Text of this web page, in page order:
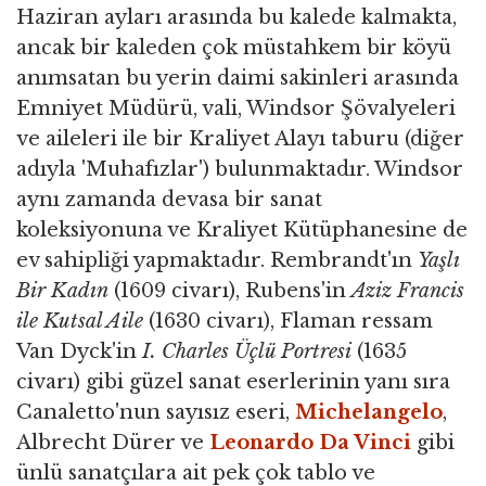
Haziran ayları arasında bu kalede kalmakta,
ancak bir kaleden çok müstahkem bir köyü
anımsatan bu yerin daimi sakinleri arasında
Emniyet Müdürü, vali, Windsor Şövalyeleri
ve aileleri ile bir Kraliyet Alayı taburu (diğer
adıyla 'Muhafızlar') bulunmaktadır. Windsor
aynı zamanda devasa bir sanat
koleksiyonuna ve Kraliyet Kütüphanesine de
ev sahipliği yapmaktadır. Rembrandt'ın Yaşlı
Bir Kadın (1609 civarı), Rubens'inAziz Francis
ile Kutsal Aile (1630 civarı), Flaman ressam
Van Dyck'inI. Charles Üçlü Portresi(1635
civarı) gibi güzel sanat eserlerinin yanı sıra
Canaletto'nun sayısız eseri, Michelangelo,
Albrecht Dürer ve Leonardo Da Vinci gibi
ünlü sanatçılara ait pek çok tablo ve